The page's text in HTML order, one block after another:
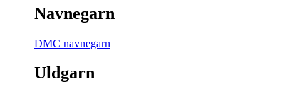
Navnegarn
DMC navnegarn
Uldgarn